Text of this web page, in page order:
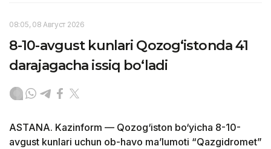
08:05, 08 Август 2026
8-10-avgust kunlari Qozog‘istonda 41
darajagacha issiq bo‘ladi
ASTANA. Kazinform — Qozog‘iston bo‘yicha 8-10-
avgust kunlari uchun ob-havo ma’lumoti “Qazgidromet”